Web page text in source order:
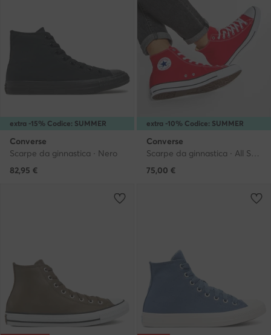
extra -15% Codice: SUMMER
Converse
Scarpe da ginnastica · Nero
82,95 €
extra -10% Codice: SUMMER
Converse
Scarpe da ginnastica · All Star · Rosso
75,00 €